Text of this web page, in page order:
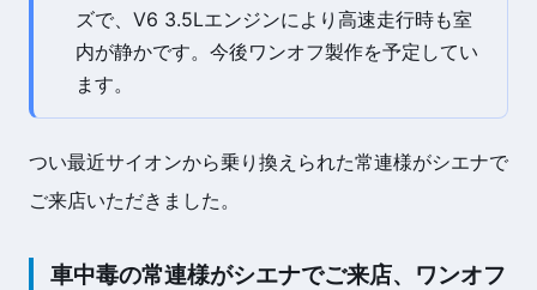
ズで、V6 3.5Lエンジンにより高速走行時も室
内が静かです。今後ワンオフ製作を予定してい
ます。
つい最近サイオンから乗り換えられた常連様がシエナで
ご来店いただきました。
車中毒の常連様がシエナでご来店、ワンオフ